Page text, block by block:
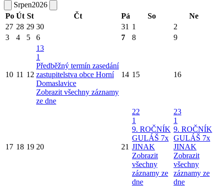
Srpen2026
Po Út St Čt Pá So
Ne
27 28 29 30 31 1
2
3
4 5 6 7 8 9
10 11 12
13
1
Předběžný termín zasedání
zastupitelstva obce Horní
Domaslavice
Zobrazit všechny záznamy
ze dne
14 15 16
17 18 19 20 21
22
1
9. ROČNÍK
GULÁŠ 7x
JINAK
Zobrazit
všechny
záznamy ze
dne
23
1
9. ROČNÍK
GULÁŠ 7x
JINAK
Zobrazit
všechny
záznamy ze
dne